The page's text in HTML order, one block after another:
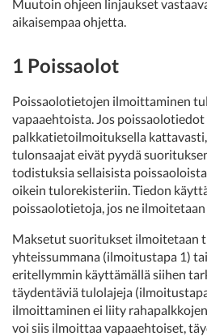
Muutoin ohjeen linjaukset
aikaisempaa ohjetta.
1 Poissaolot
Poissaolotietojen ilmoittaminen
vapaaehtoista. Jos
palkkatietoilmoituksella
tulonsaajat eivät pyydä
todistuksia sellaisista
oikein tulorekisteriin. Tiedon
poissaolotietoja, jos ne
Maksetut suoritukset ilmoitetaan
yhteissummana (ilmoitustapa 1)
eritellymmin käyttämällä siihen
täydentäviä tulolajeja
ilmoittaminen ei liity
voi siis ilmoittaa vapaaehtoiset,